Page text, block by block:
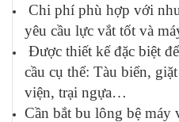
Chi phí phù hợp với
yêu cầu lực vắt tốt và
Được thiết kế đặc biệt
cầu cụ thể: Tàu biển,
viện, trại ngựa…
Cần bắt bu lông bệ máy